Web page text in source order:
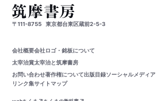
〒111-8755 東京都台東区蔵前2-5-3
会社概要会社ロゴ・銘板について
太宰治賞太宰治と筑摩書房
お問い合わせ著作権について出版目録ソーシャルメディア
リンク集サイトマップ